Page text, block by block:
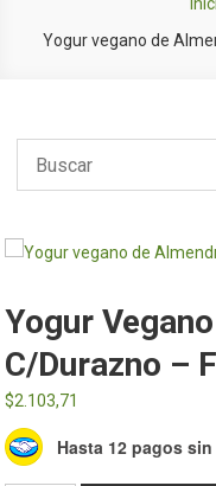
Yogur vegano de
Yogur
C/Durazno –
$2.103,71
Hasta 12 pagos